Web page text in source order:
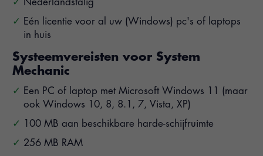
Eén licentie voor al uw (Windows) pc's of laptops
in huis
Systeemvereisten voor System
Mechanic
Een PC of laptop met Microsoft Windows 11 (maar
ook Windows 10, 8, 8.1, 7, Vista, XP)
100 MB aan beschikbare harde-schijfruimte
256 MB RAM